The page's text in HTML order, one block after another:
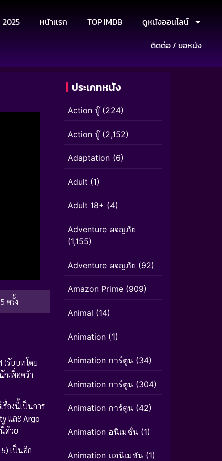
หน้าแรก TOP IMDB
ดูหนังออนไลน์
ติดต่อ / ขอหนัง
ครั้ง
(รับบทโดย
เพื่อคว้า
องนี้เป็นการ
และ Argo
ด้วย
เป็นอีก
ประเภทหนัง
Action บู๊(224)
Action บู๊(2,152)
Adaptation (6)
Adult (1)
Adult 18+ (4)
Adventure ผจญภัย
(1,155)
Adventure ผจญภัย (92)
Amazon Prime (909)
Animal (14)
Animation (1)
Animation การ์ตูน (34)
Animation การ์ตูน (304)
Animation การ์ตูน (42)
Animation อนิเมชั่น (1)
Animation แอนิเมชัน (1)